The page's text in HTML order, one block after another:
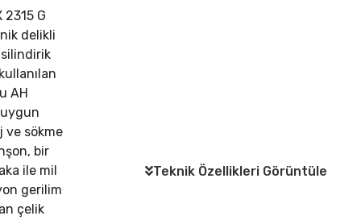
Teknik Özellikleri Görüntüle
2315 G
delikli
AH
ve sökme
bir
ile mil
gerilim
çelik